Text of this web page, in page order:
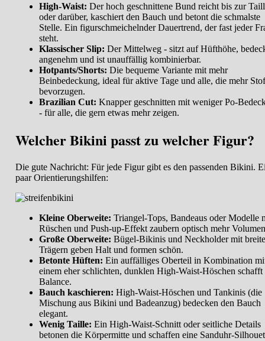
High-Waist: Der hoch geschnittene Bund reicht bis zur
oder darüber, kaschiert den Bauch und betont die schmalste
Stelle. Ein figurschmeichelnder Dauertrend, der fast jeder
steht.
Klassischer Slip: Der Mittelweg - sitzt auf Hüfthöhe,
angenehm und ist unauffällig kombinierbar.
Hotpants/Shorts: Die bequeme Variante mit mehr
Beinbedeckung, ideal für aktive Tage und alle, die mehr
bevorzugen.
Brazilian Cut: Knapper geschnitten mit weniger Po-
- für alle, die gern etwas mehr zeigen.
Welcher Bikini passt zu welcher Figur?
Die gute Nachricht: Für jede Figur gibt es den passenden Bikini.
paar Orientierungshilfen:
Kleine Oberweite: Triangel-Tops, Bandeaus oder Modelle
Rüschen und Push-up-Effekt zaubern optisch mehr
Große Oberweite: Bügel-Bikinis und Neckholder mit
Trägern geben Halt und formen schön.
Betonte Hüften: Ein auffälliges Oberteil in Kombination
einem eher schlichten, dunklen High-Waist-Höschen schafft
Balance.
Bauch kaschieren: High-Waist-Höschen und Tankinis (die
Mischung aus Bikini und Badeanzug) bedecken den Bauch
elegant.
Wenig Taille: Ein High-Waist-Schnitt oder seitliche Details
betonen die Körpermitte und schaffen eine Sanduhr-